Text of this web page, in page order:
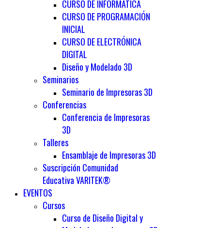
CURSO DE INFORMÁTICA
CURSO DE PROGRAMACIÓN
INICIAL
CURSO DE ELECTRÓNICA
DIGITAL
Diseño y Modelado 3D
Seminarios
Seminario de Impresoras 3D
Conferencias
Conferencia de Impresoras
3D
Talleres
Ensamblaje de Impresoras 3D
Suscripción Comunidad
Educativa VARITEK®
EVENTOS
Cursos
Curso de Diseño Digital y